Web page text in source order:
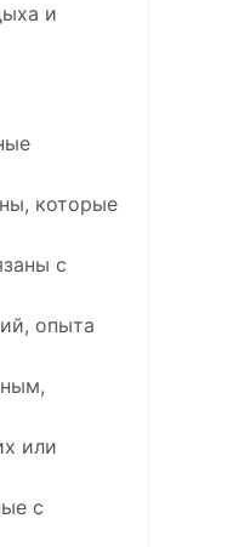
и
которые
с
опыта
или
с